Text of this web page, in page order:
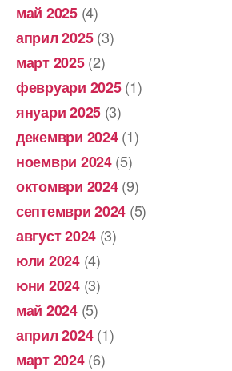
май 2025(4)
април 2025(3)
март 2025(2)
февруари 2025(1)
януари 2025 (3)
декември 2024(1)
ноември 2024(5)
октомври 2024(9)
септември 2024 (5)
август 2024 (3)
юли 2024(4)
юни 2024(3)
май 2024(5)
април 2024(1)
март 2024(6)